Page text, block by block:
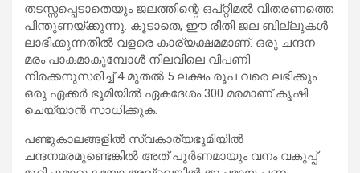
തടസ്സപ്പെടാതെയും ജലത്തിന്റെ ഒപ്റ്റിമൽ വിതരണത്തെ
പിന്തുണയ്ക്കുന്നു. കൂടാതെ, ഈ രീതി ജല ബില്ലുകൾ
ലാഭിക്കുന്നതിൽ വളരെ കാര്യക്ഷമമാണ്. ഒരു ചന്ദന
മരം പാകമാകുമ്പോൾ നിലവിലെ വിപണി
നിരക്കനുസരിച്ച് 4 മുതൽ 5 ലക്ഷം രൂപ വരെ ലഭിക്കും.
ഒരു ഏക്കർ ഭൂമിയിൽ ഏകദേശം 300 മരമാണ് കൃഷി
ചെയ്യാൻ സാധിക്കുക.
പണ്ടുകാലങ്ങളിൽ സ്വകാര്യഭൂമിയിൽ
ചന്ദനമരമുണ്ടെങ്കിൽ അത് പൂർണമായും വനം വകുപ്പ്